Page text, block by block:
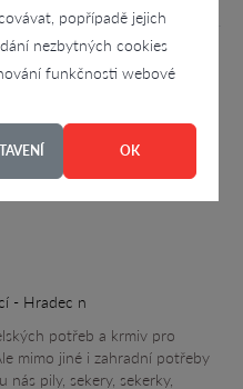
popřípadě jejich
nezbytných cookies
funkčnosti webové
OK
- Hradec n
potřeb a krmiv pro
mimo jiné i zahradní potřeby
nás pily, sekery, sekerky,